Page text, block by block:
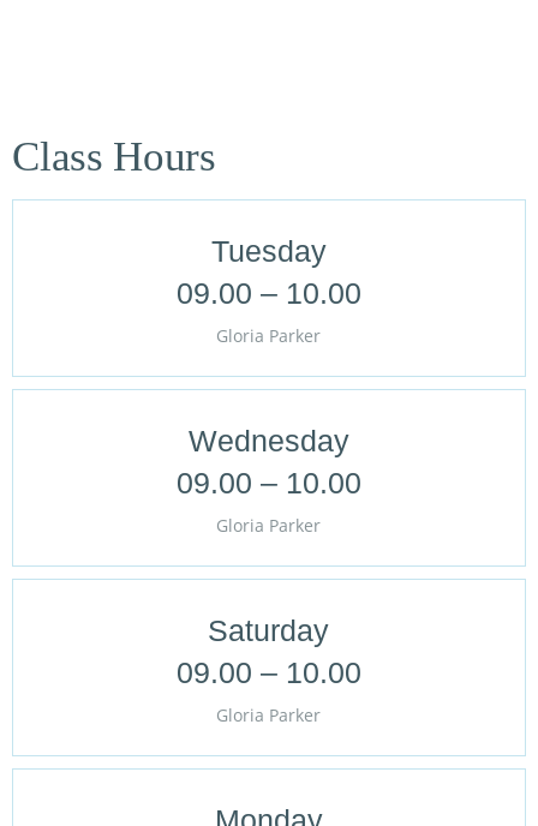
Class Hours
Tuesday
09.00 – 10.00
Gloria Parker
Wednesday
09.00 – 10.00
Gloria Parker
Saturday
09.00 – 10.00
Gloria Parker